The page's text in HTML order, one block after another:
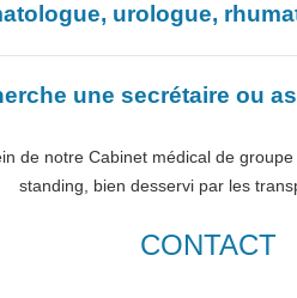
urologue,
une secrétaire ou
de notre Cabinet médical de
standing, bien desservi par les
CONTACT